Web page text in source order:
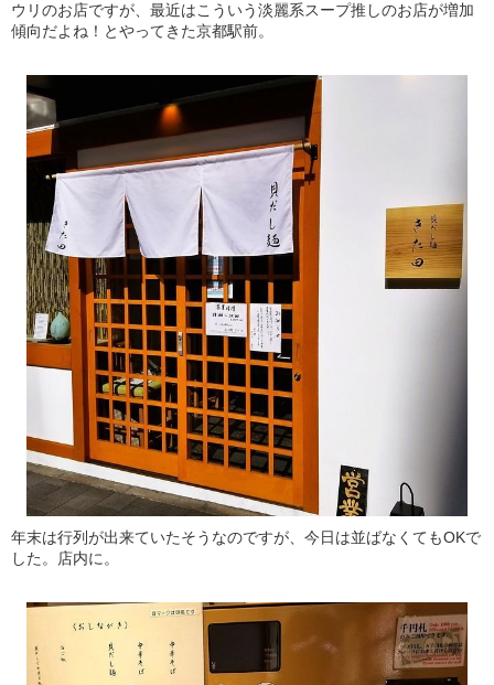
ウリのお店ですが、最近はこういう淡麗系スープ推しのお店が増加
傾向だよね！とやってきた京都駅前。
年末は行列が出来ていたそうなのですが、今日は並ばなくてもOKで
した。店内に。